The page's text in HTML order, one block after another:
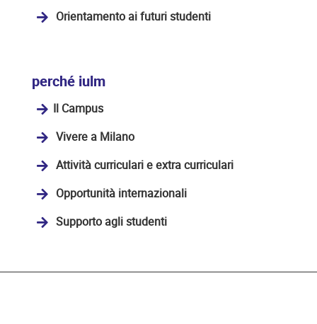
Orientamento ai futuri studenti
perché iulm
Il Campus
Vivere a Milano
Attività curriculari e extra curriculari
Opportunità internazionali
Supporto agli studenti